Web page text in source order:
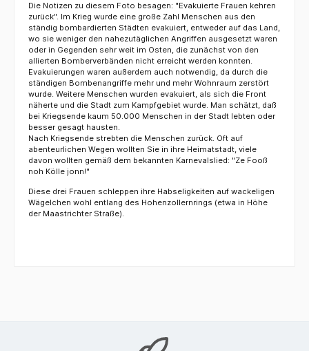
Die Notizen zu diesem Foto besagen: "Evakuierte Frauen kehren
zurück". Im Krieg wurde eine große Zahl Menschen aus den
ständig bombardierten Städten evakuiert, entweder auf das Land,
wo sie weniger den nahezutäglichen Angriffen ausgesetzt waren
oder in Gegenden sehr weit im Osten, die zunächst von den
allierten Bomberverbänden nicht erreicht werden konnten.
Evakuierungen waren außerdem auch notwendig, da durch die
ständigen Bombenangriffe mehr und mehr Wohnraum zerstört
wurde. Weitere Menschen wurden evakuiert, als sich die Front
näherte und die Stadt zum Kampfgebiet wurde. Man schätzt, daß
bei Kriegsende kaum 50.000 Menschen in der Stadt lebten oder
besser gesagt hausten.
Nach Kriegsende strebten die Menschen zurück. Oft auf
abenteurlichen Wegen wollten Sie in ihre Heimatstadt, viele
davon wollten gemäß dem bekannten Karnevalslied: "Ze Fooß
noh Kölle jonn!"
Diese drei Frauen schleppen ihre Habseligkeiten auf wackeligen
Wägelchen wohl entlang des Hohenzollernrings (etwa in Höhe
der Maastrichter Straße).